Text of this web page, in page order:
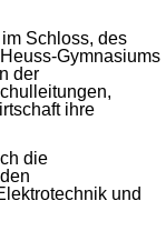
Schloss, des
Gymnasiums
der
ihre
die
und